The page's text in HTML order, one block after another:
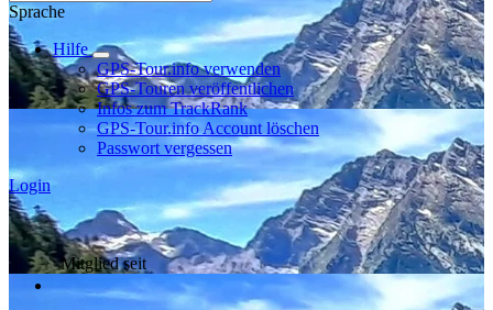
Sprache
Hilfe
GPS-Tour.info verwenden
GPS-Touren veröffentlichen
Infos zum TrackRank
GPS-Tour.info Account löschen
Passwort vergessen
Login
Mitglied seit